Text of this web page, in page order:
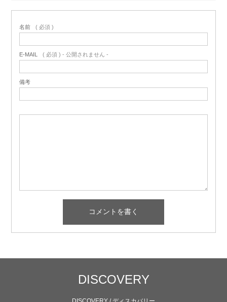
名前 ( 必須 )
E-MAIL ( 必須 ) - 公開されません -
備考
DISCOVERY